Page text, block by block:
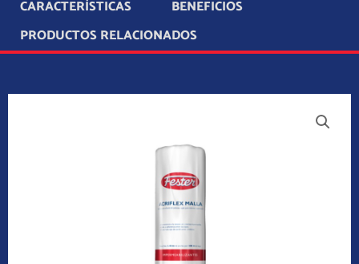
CARACTERÍSTICAS
BENEFICIOS
PRODUCTOS RELACIONADOS